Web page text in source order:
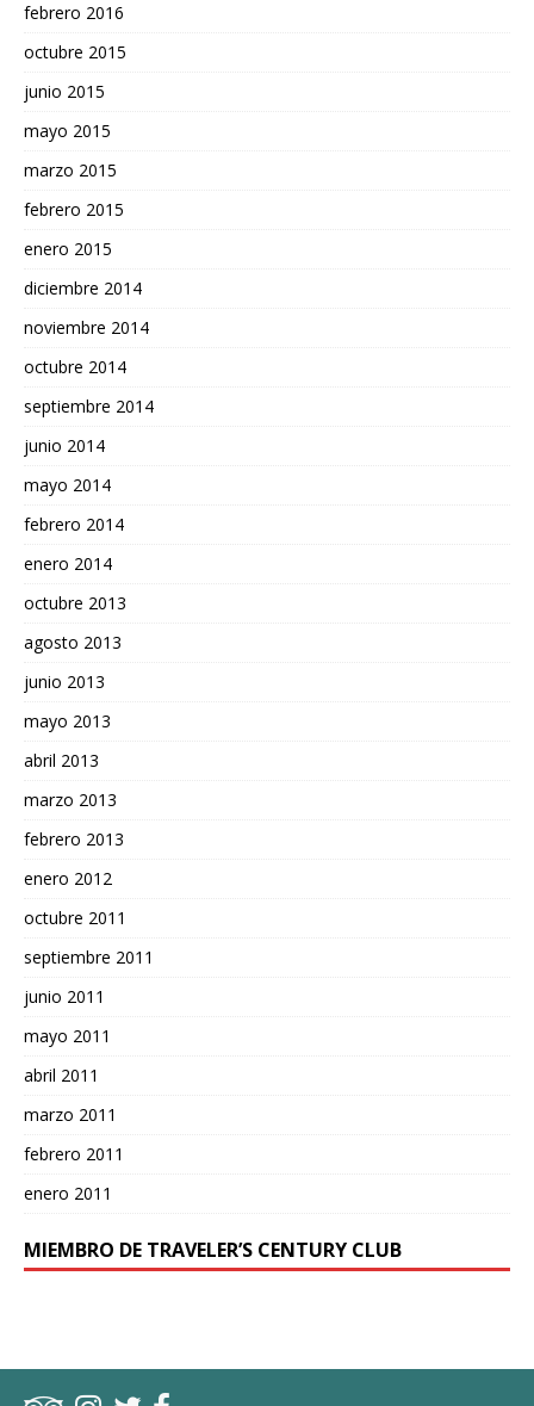
febrero 2016
octubre 2015
junio 2015
mayo 2015
marzo 2015
febrero 2015
enero 2015
diciembre 2014
noviembre 2014
octubre 2014
septiembre 2014
junio 2014
mayo 2014
febrero 2014
enero 2014
octubre 2013
agosto 2013
junio 2013
mayo 2013
abril 2013
marzo 2013
febrero 2013
enero 2012
octubre 2011
septiembre 2011
junio 2011
mayo 2011
abril 2011
marzo 2011
febrero 2011
enero 2011
MIEMBRO DE TRAVELER’S CENTURY CLUB